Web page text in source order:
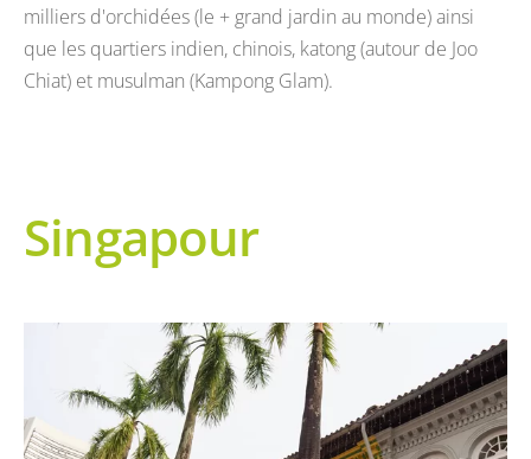
milliers d'orchidées (le + grand jardin au monde) ainsi
que les quartiers indien, chinois, katong (autour de Joo
Chiat) et musulman (Kampong Glam).
Singapour